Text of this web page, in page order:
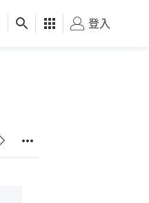
健康 好食玩飛
登入